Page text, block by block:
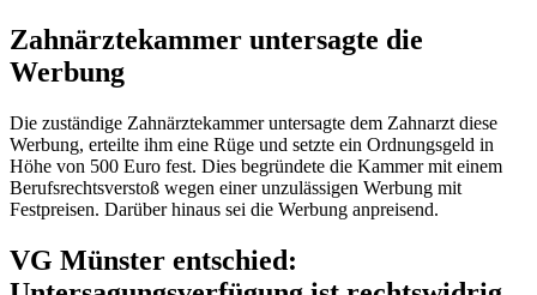
Zahnärztekammer untersagte die
Werbung
Die zuständige Zahnärztekammer untersagte dem Zahnarzt diese
Werbung, erteilte ihm eine Rüge und setzte ein Ordnungsgeld in
Höhe von 500 Euro fest. Dies begründete die Kammer mit einem
Berufsrechtsverstoß wegen einer unzulässigen Werbung mit
Festpreisen. Darüber hinaus sei die Werbung anpreisend.
VG Münster entschied: